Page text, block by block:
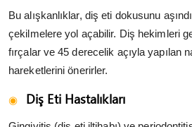
Bu alışkanlıklar, diş eti dokusunu
çekilmelere yol açabilir. Diş hekimleri
fırçalar ve 45 derecelik açıyla yapılan
hareketlerini önerirler.
Diş Eti Hastalıkları